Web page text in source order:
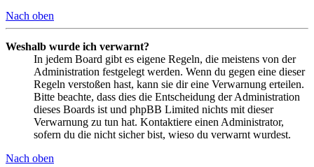
Nach oben
Weshalb wurde ich verwarnt?
In jedem Board gibt es eigene Regeln, die meistens von der
Administration festgelegt werden. Wenn du gegen eine dieser
Regeln verstoßen hast, kann sie dir eine Verwarnung erteilen.
Bitte beachte, dass dies die Entscheidung der Administration
dieses Boards ist und phpBB Limited nichts mit dieser
Verwarnung zu tun hat. Kontaktiere einen Administrator,
sofern du die nicht sicher bist, wieso du verwarnt wurdest.
Nach oben